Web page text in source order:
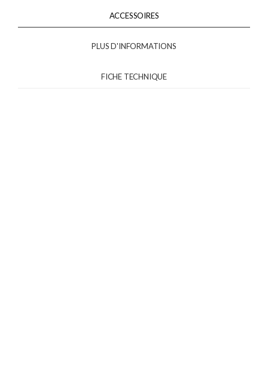
ACCESSOIRES
PLUS D'INFORMATIONS
FICHE TECHNIQUE